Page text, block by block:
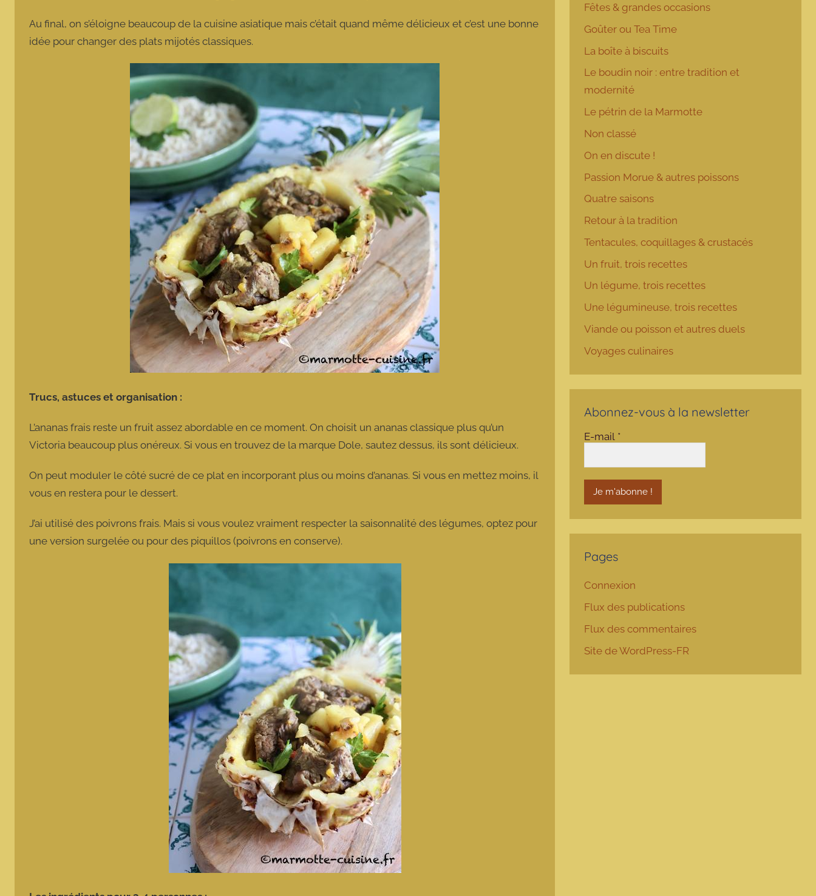
Au final, on s’éloigne beaucoup de la cuisine asiatique mais c’était quand même délicieux et c’est une bonne
idée pour changer des plats mijotés classiques.
Trucs, astuces et organisation :
L’ananas frais reste un fruit assez abordable en ce moment. On choisit un ananas classique plus qu’un
Victoria beaucoup plus onéreux. Si vous en trouvez de la marque Dole, sautez dessus, ils sont délicieux.
On peut moduler le côté sucré de ce plat en incorporant plus ou moins d’ananas. Si vous en mettez moins, il
vous en restera pour le dessert.
J’ai utilisé des poivrons frais. Mais si vous voulez vraiment respecter la saisonnalité des légumes, optez pour
une version surgelée ou pour des piquillos (poivrons en conserve).
Fêtes & grandes occasions
Goûter ou Tea Time
La boîte à biscuits
Le boudin noir : entre tradition et
modernité
Le pétrin de la Marmotte
Non classé
On en discute !
Passion Morue & autres poissons
Quatre saisons
Retour à la tradition
Tentacules, coquillages & crustacés
Un fruit, trois recettes
Un légume, trois recettes
Une légumineuse, trois recettes
Viande ou poisson et autres duels
Voyages culinaires
Abonnez-vous à la newsletter
E-mail *
Pages
Connexion
Flux des publications
Flux des commentaires
Site de WordPress-FR